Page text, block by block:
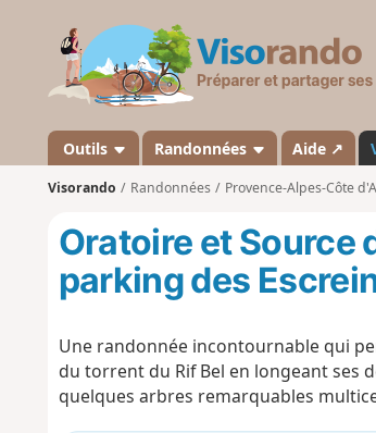
Outils Randonnées Aide ↗
Visorando Randonnées Provence-Alpes-Côte
Oratoire et Source
parking des
Une randonnée incontournable qui
du torrent du Rif Bel en longeant ses
quelques arbres remarquables